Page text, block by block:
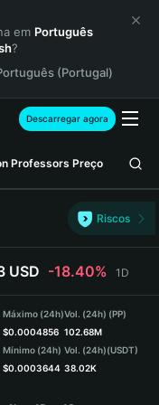
em Português
?
(Portugal)
Descarregar agora
Professors Preço
Riscos
USD -18.40% 1D
Máximo (24h)
$0.0004856
Mínimo (24h)
$0.0003644
Vol. (24h) (PP)
102.68M
Vol. (24h)(USDT)
38.02K